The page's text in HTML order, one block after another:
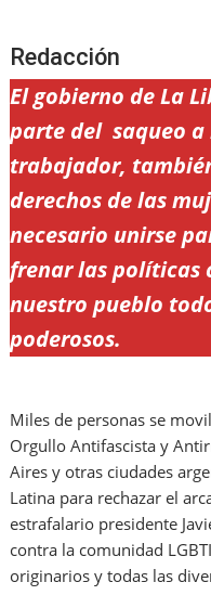
Redacción
El gobierno de La
parte del saqueo a
trabajador,
derechos de las
necesario unirse
frenar las políticas
nuestro pueblo
poderosos.
Miles de personas se
Orgullo Antifascista y
Aires y otras ciudades
Latina para rechazar el
estrafalario presidente
contra la comunidad
originarios y todas las